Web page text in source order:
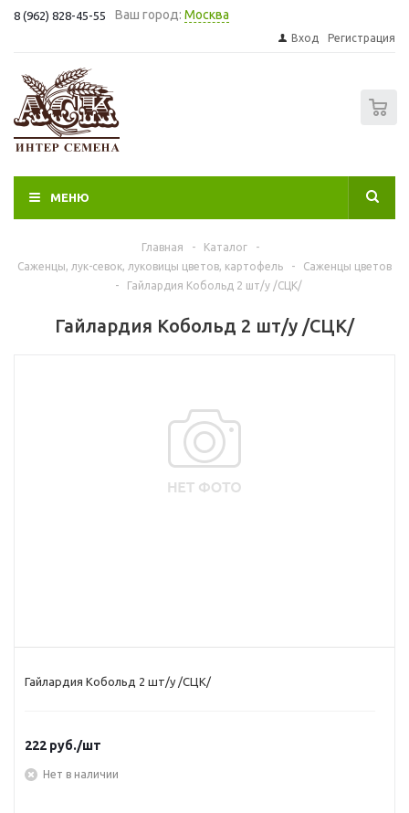
8 (962) 828-45-55 Ваш город: Москва
Вход Регистрация
МЕНЮ
Главная - Каталог
-
Саженцы, лук-севок, луковицы цветов, картофель
-
Саженцы цветов
-
Гайлардия Кобольд 2 шт/у /СЦК/
Гайлардия Кобольд 2 шт/у /СЦК/
Гайлардия Кобольд 2 шт/у /СЦК/
222 руб./шт
Нет в наличии